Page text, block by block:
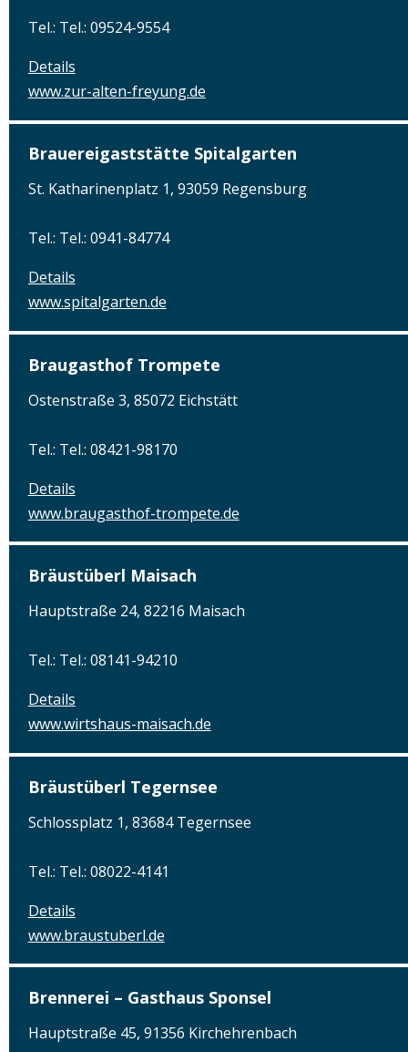
Tel.: Tel.: 09524-9554
Details
www.zur-alten-freyung.de
Brauereigaststätte Spitalgarten
St. Katharinenplatz 1, 93059 Regensburg
Tel.: Tel.: 0941-84774
Details
www.spitalgarten.de
Braugasthof Trompete
Ostenstraße 3, 85072 Eichstätt
Tel.: Tel.: 08421-98170
Details
www.braugasthof-trompete.de
Bräustüberl Maisach
Hauptstraße 24, 82216 Maisach
Tel.: Tel.: 08141-94210
Details
www.wirtshaus-maisach.de
Bräustüberl Tegernsee
Schlossplatz 1, 83684 Tegernsee
Tel.: Tel.: 08022-4141
Details
www.braustuberl.de
Brennerei – Gasthaus Sponsel
Hauptstraße 45, 91356 Kirchehrenbach